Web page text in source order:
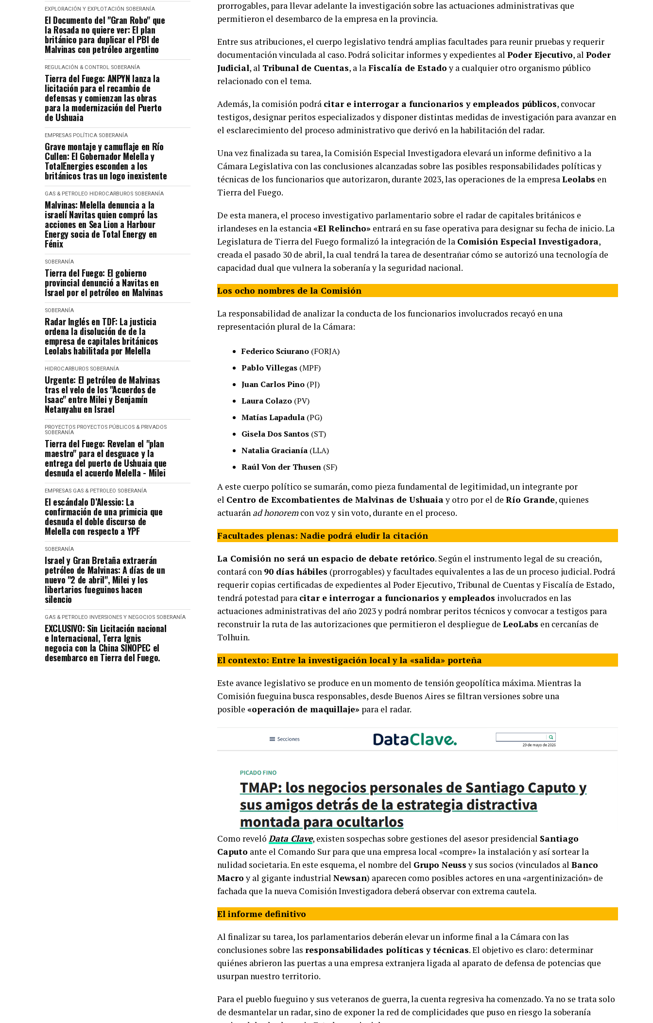
EXPLORACIÓN Y EXPLOTACIÓN SOBERANÍA
El Documento del "Gran Robo" que
la Rosada no quiere ver: El plan
británico para duplicar el PBI de
Malvinas con petróleo argentino
REGULACIÓN & CONTROL SOBERANÍA
Tierra del Fuego: ANPYN lanza la
licitación para el recambio de
defensas y comienzan las obras
para la modernización del Puerto
de Ushuaia
EMPRESAS POLÍTICA SOBERANÍA
Grave montaje y camuflaje en Río
Cullen: El Gobernador Melella y
TotalEnergies esconden a los
británicos tras un logo inexistente
GAS & PETROLEO HIDROCARBUROS SOBERANÍA
Malvinas: Melella denuncia a la
israelí Navitas quien compró las
acciones en Sea Lion a Harbour
Energy socia de Total Energy en
Fénix
SOBERANÍA
Tierra del Fuego: El gobierno
provincial denunció a Navitas en
Israel por el petróleo en Malvinas
SOBERANÍA
Radar Inglés en TDF: La justicia
ordena la disolución de de la
empresa de capitales británicos
Leolabs habilitada por Melella
HIDROCARBUROS SOBERANÍA
Urgente: El petróleo de Malvinas
tras el velo de los "Acuerdos de
Isaac" entre Milei y Benjamín
Netanyahu en Israel
PROYECTOS PROYECTOS PÚBLICOS & PRIVADOS
SOBERANÍA
Tierra del Fuego: Revelan el "plan
maestro" para el desguace y la
entrega del puerto de Ushuaia que
desnuda el acuerdo Melella - Milei
EMPRESAS GAS & PETROLEO SOBERANÍA
El escándalo D’Alessio: La
confirmación de una primicia que
desnuda el doble discurso de
Melella con respecto a YPF
SOBERANÍA
Israel y Gran Bretaña extraerán
petróleo de Malvinas: A días de un
nuevo "2 de abril", Milei y los
libertarios fueguinos hacen
silencio
GAS & PETROLEO INVERSIONES Y NEGOCIOS SOBERANÍA
EXCLUSIVO: Sin Licitación nacional
e Internacional, Terra Ignis
negocia con la China SINOPEC el
desembarco en Tierra del Fuego.
prorrogables, para llevar adelante la investigación sobre las actuaciones administrativas que
permitieron el desembarco de la empresa en la provincia.
Entre sus atribuciones, el cuerpo legislativo tendrá amplias facultades para reunir pruebas y requerir
documentación vinculada al caso. Podrá solicitar informes y expedientes al Poder Ejecutivo, al Poder
Judicial, al Tribunal de Cuentas, a laFiscalía de Estadoy a cualquier otro organismo público
relacionado con el tema.
Además, la comisión podrá citar e interrogar a funcionarios y empleados públicos, convocar
testigos, designar peritos especializados y disponer distintas medidas de investigación para avanzar en
el esclarecimiento del proceso administrativo que derivó en la habilitación del radar.
Una vez finalizada su tarea, la Comisión Especial Investigadora elevará un informe definitivo a la
Cámara Legislativa con las conclusiones alcanzadas sobre las posibles responsabilidades políticas y
técnicas de los funcionarios que autorizaron, durante 2023, las operaciones de la empresaLeolabs en
Tierra del Fuego.
De esta manera, el proceso investigativo parlamentario sobre el radar de capitales británicos e
irlandeses en la estancia«El Relincho» entrará en su fase operativa para designar su fecha de inicio. La
Legislatura de Tierra del Fuego formalizó la integración de la Comisión Especial Investigadora,
creada el pasado 30 de abril, la cual tendrá la tarea de desentrañar cómo se autorizó una tecnología de
capacidad dual que vulnera la soberanía y la seguridad nacional.
Los ocho nombres de la Comisión
La responsabilidad de analizar la conducta de los funcionarios involucrados recayó en una
representación plural de la Cámara:
Federico Sciurano (FORJA)
Pablo Villegas (MPF)
Juan Carlos Pino (PJ)
Laura Colazo (PV)
Matías Lapadula (PG)
Gisela Dos Santos (ST)
Natalia Gracianía (LLA)
Raúl Von der Thusen (SF)
A este cuerpo político se sumarán, como pieza fundamental de legitimidad, un integrante por
el Centro de Excombatientes de Malvinas de Ushuaiay otro por el de Río Grande, quienes
actuarán ad honoremcon voz y sin voto, durante en el proceso.
Facultades plenas: Nadie podrá eludir la citación
La Comisión no será un espacio de debate retórico. Según el instrumento legal de su creación,
contará con 90 días hábiles (prorrogables) y facultades equivalentes a las de un proceso judicial. Podrá
requerir copias certificadas de expedientes al Poder Ejecutivo, Tribunal de Cuentas y Fiscalía de Estado,
tendrá potestad para citar e interrogar a funcionarios y empleados involucrados en las
actuaciones administrativas del año 2023 y podrá nombrar peritos técnicos y convocar a testigos para
reconstruir la ruta de las autorizaciones que permitieron el despliegue de LeoLabs en cercanías de
Tolhuin.
El contexto: Entre la investigación local y la «salida» porteña
Este avance legislativo se produce en un momento de tensión geopolítica máxima. Mientras la
Comisión fueguina busca responsables, desde Buenos Aires se filtran versiones sobre una
posible «operación de maquillaje» para el radar.
Como reveló Data Clave, existen sospechas sobre gestiones del asesor presidencial Santiago
Caputo ante el Comando Sur para que una empresa local «compre» la instalación y así sortear la
nulidad societaria. En este esquema, el nombre del Grupo Neussy sus socios (vinculados al Banco
Macroy al gigante industrial Newsan) aparecen como posibles actores en una «argentinización» de
fachada que la nueva Comisión Investigadora deberá observar con extrema cautela.
El informe definitivo
Al finalizar su tarea, los parlamentarios deberán elevar un informe final a la Cámara con las
conclusiones sobre las responsabilidades políticas y técnicas. El objetivo es claro: determinar
quiénes abrieron las puertas a una empresa extranjera ligada al aparato de defensa de potencias que
usurpan nuestro territorio.
Para el pueblo fueguino y sus veteranos de guerra, la cuenta regresiva ha comenzado. Ya no se trata solo
de desmantelar un radar, sino de exponer la red de complicidades que puso en riesgo la soberanía